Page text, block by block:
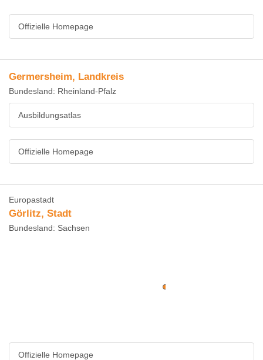
Offizielle Homepage
Germersheim, Landkreis
Bundesland: Rheinland-Pfalz
Ausbildungsatlas
Offizielle Homepage
Europastadt
Görlitz, Stadt
Bundesland: Sachsen
Offizielle Homepage